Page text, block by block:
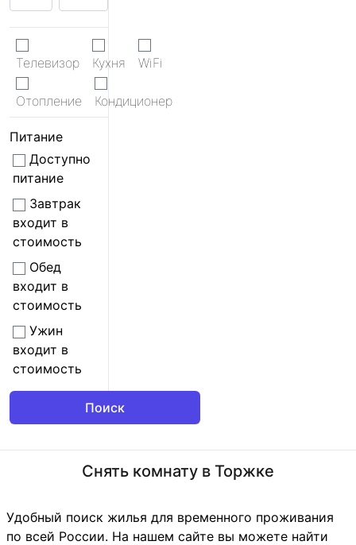
Телевизор Кухня WiFi
Отопление Кондиционер
Питание
Доступно
питание
Завтрак
входит в
стоимость
Обед
входит в
стоимость
Ужин
входит в
стоимость
Снять комнату в Торжке
Удобный поиск жилья для временного проживания
по всей России. На нашем сайте вы можете найти